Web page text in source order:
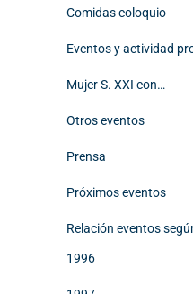
Comidas coloquio
Eventos y actividad
Mujer S. XXI con…
Otros eventos
Prensa
Próximos eventos
Relación eventos
1996